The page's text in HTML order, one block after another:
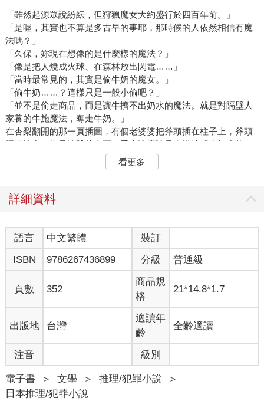
「雖然起源眾說紛紜，但狩獵魔女大約盛行於四百年前。」
「是喔，其實也不算是多古早的事耶，那時候的人依然相信有魔
法嗎？」
「久保，妳現在想像的是什麼樣的魔法？」
「像是把人燒成火球、在森林放出閃電……」
「當時最常見的，其實是偷牛奶的魔女。」
「偷牛奶……？這樣只是一般小偷吧？」
「並不是偷走商品，而是讓牛擠不出奶水的魔法。就是對隔壁人
家養的牛施魔法，奪走牛奶。」
在杏梨翻開的那一頁插圖，有個老婆婆把斧頭插在柱子上，斧頭
握柄流出了像是液體的東西。看來這應該是在描繪「牛奶小偷」
「感覺這魔法有點蠢耶。」
安穩。我猜就像稻米之於日本那樣。在拮据的生活中，要是花錢
這時候最容易被懷疑的人，便是養著健康牛隻的隔壁鄰居。如果
前去質問鄰居，突然就又擠得出牛奶，代表鄰居解除了魔法；如
果牛隻狀況依舊沒有改善，就代表鄰居加強了魔法。換句話說，
幾乎沒有方法可以證明自己的清白。
「嗯……這裡我就不太懂了。比起魔法，應該還有更值得懷疑的
原因吧？例如牛可能生病了，或是缺乏運動之類的。」
「只有活在現代的我們才會這麼想。在當時，醫學和科學都保有
濃濃的咒術色彩。城裡有類似症狀的人，開始相繼喪命；連續好
幾個星期沒下雨，又有野獸闖入農地搞破壞。不管怎麼忍耐，都
找不到解決的方法，為了解釋這些不合理的狀況，也只能相信有
惡魔或魔法的存在了。」
「就算逃避現實，情況也不會好轉吧？」
「沒有不停歇的雨，也沒有永不天明的夜。」
看更多
詳細資料
語言 中文繁體
裝訂
ISBN
9786267436899 分級 普通級
頁數 352
商品規
格
21*14.8*1.7
出版地 台灣
適讀年
齡
全齡適讀
注音 級別
電子書 ＞ 文學 ＞ 推理/犯罪小說
＞
日本推理/犯罪小說